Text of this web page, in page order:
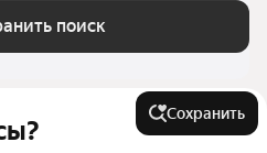
поиск
Сохранить